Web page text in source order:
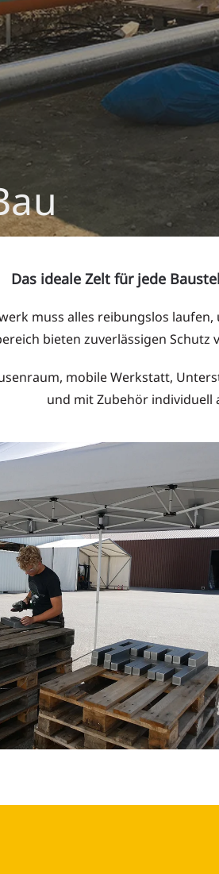
Das ideale Zelt für jede
muss alles reibungslos
bieten zuverlässigen
mobile Werkstatt,
und mit Zubehör individuell